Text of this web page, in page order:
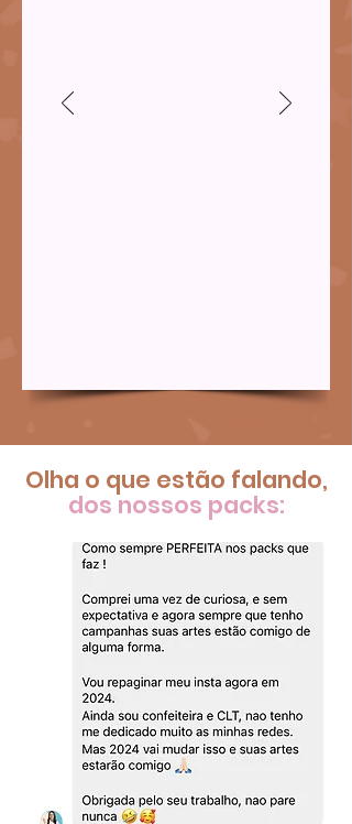
Olha o que estão falando,
dos nossos packs: